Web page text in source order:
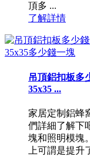
頂多 ...
了解詳情
吊頂鋁扣板多
35x35 ...
家居定制鋁蜂
們詳細了解下
塊和照明模塊
上可謂是提升